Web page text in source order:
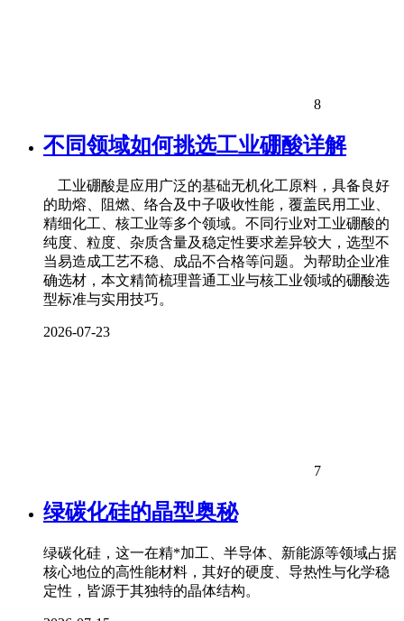
8
不同领域如何挑选工业硼酸详解
工业硼酸是应用广泛的基础无机化工原料，具备良好
的助熔、阻燃、络合及中子吸收性能，覆盖民用工业、
精细化工、核工业等多个领域。不同行业对工业硼酸的
纯度、粒度、杂质含量及稳定性要求差异较大，选型不
当易造成工艺不稳、成品不合格等问题。为帮助企业准
确选材，本文精简梳理普通工业与核工业领域的硼酸选
型标准与实用技巧。
2026-07-23
7
绿碳化硅的晶型奥秘
绿碳化硅，这一在精*加工、半导体、新能源等领域占据
核心地位的高性能材料，其好的硬度、导热性与化学稳
定性，皆源于其独特的晶体结构。